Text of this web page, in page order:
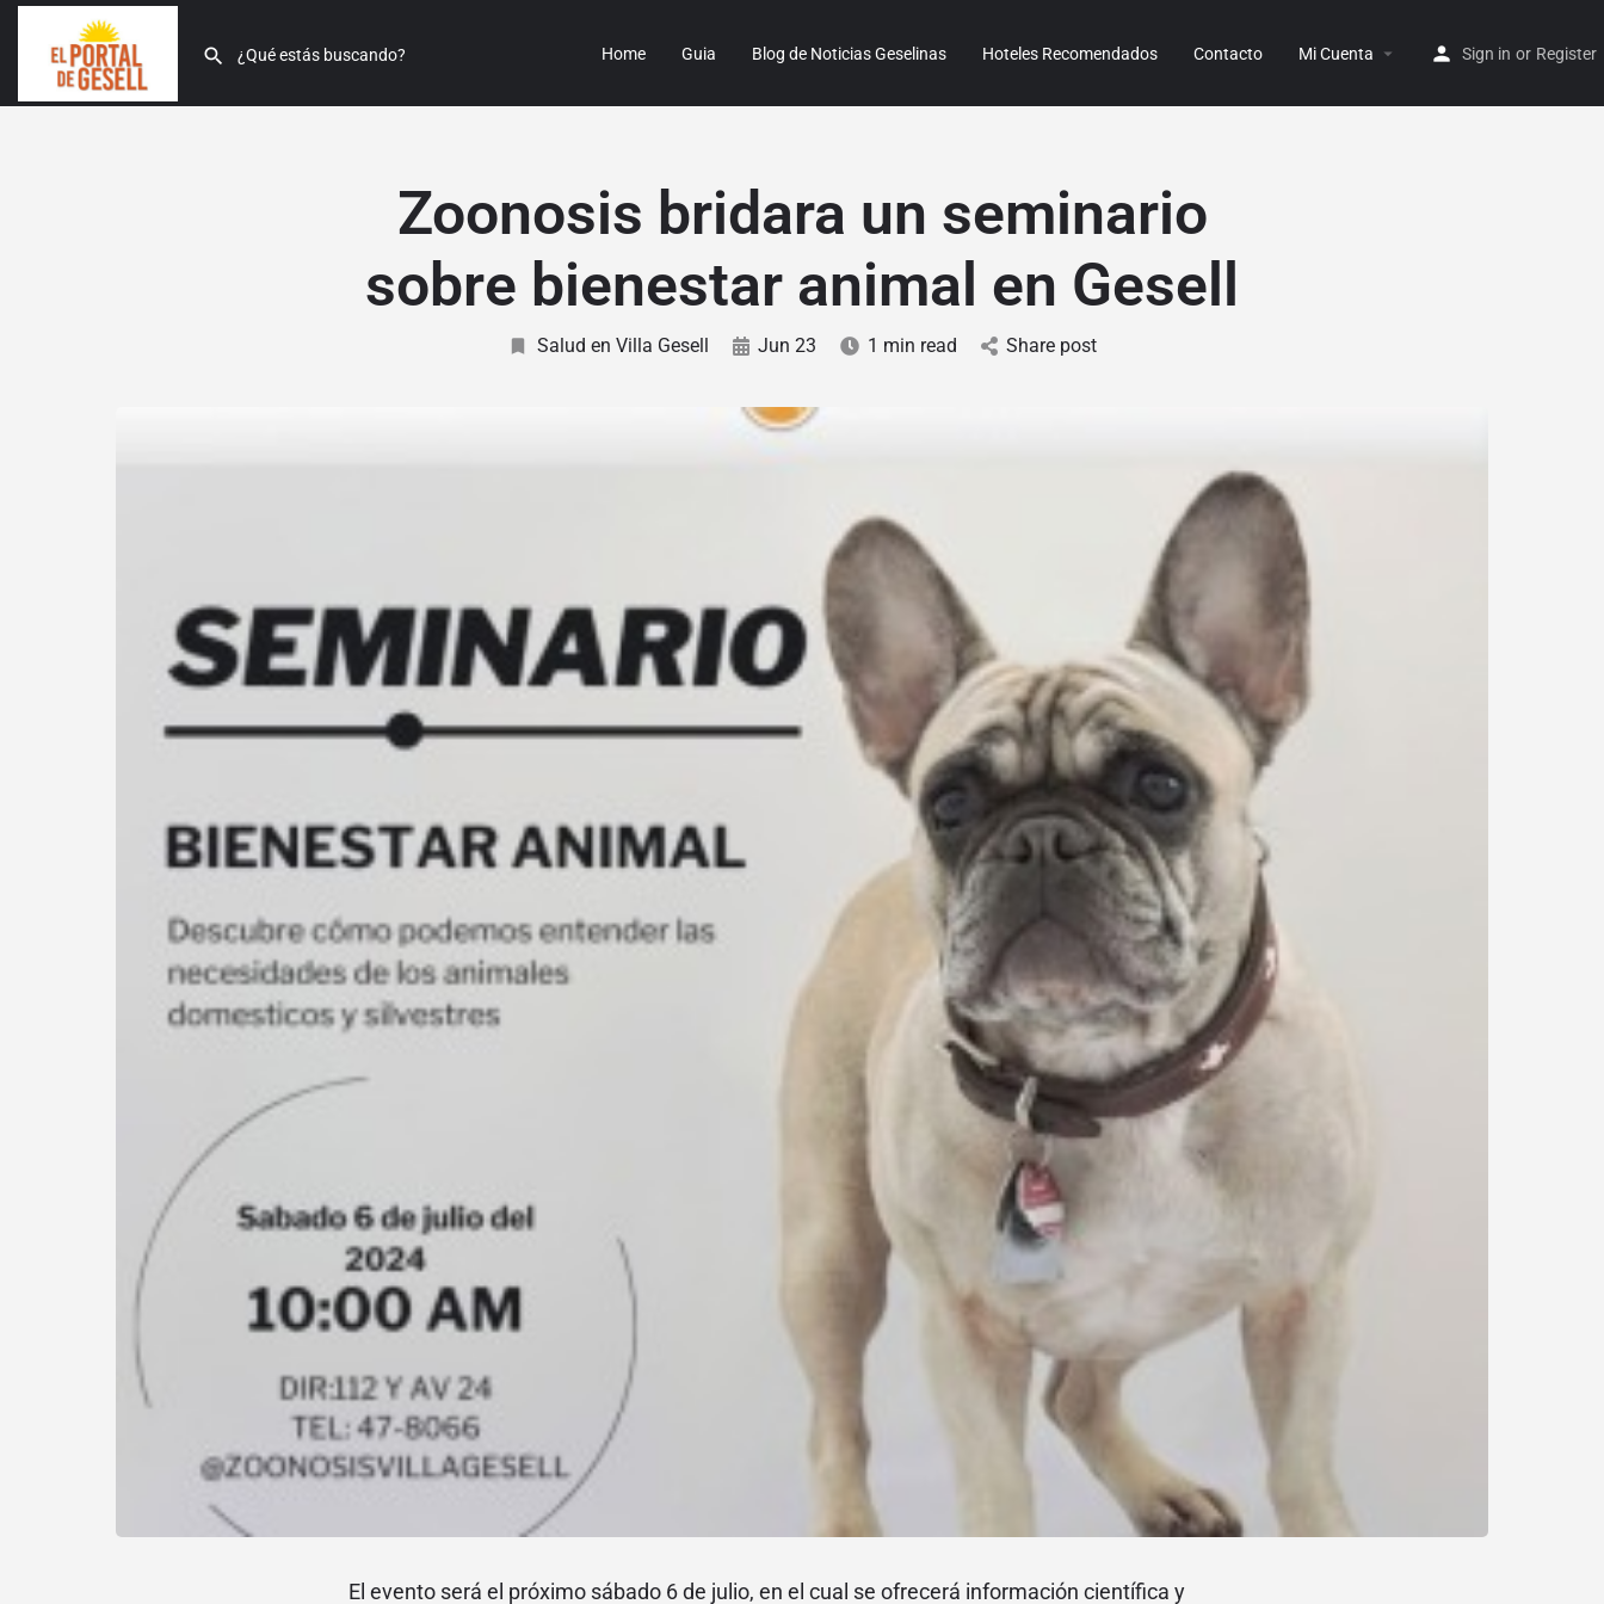
Home Guia Blog de Noticias Geselinas Hoteles Recomendados Contacto Mi Cuenta Sign in or Register
Zoonosis bridara un seminario
sobre bienestar animal en Gesell
Salud en Villa Gesell Jun 23 1 min read Share post
El evento será el próximo sábado 6 de julio, en el cual se ofrecerá información científica y